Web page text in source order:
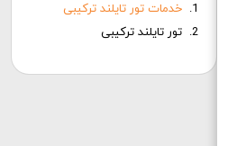
خدمات تور تایلند ترکیبی
تور تایلند ترکیبی